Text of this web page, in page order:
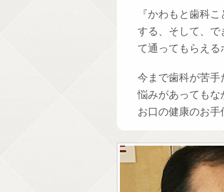
『かわもと歯科
する、そして、で
て通ってもらえる
今まで歯科が苦手
悩みがあってもな
お口の健康のお手